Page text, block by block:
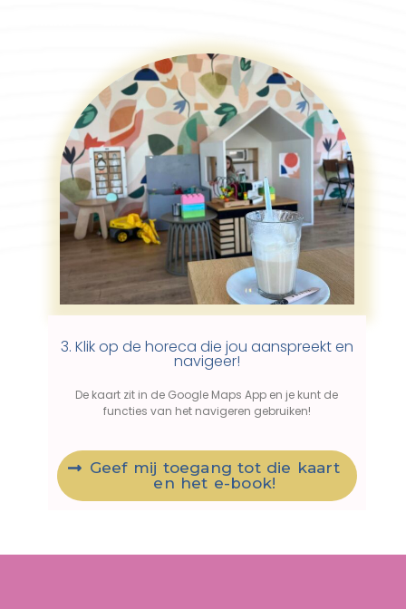
3. Klik op de horeca die jou aanspreekt en
navigeer!
De kaart zit in de Google Maps App en je kunt de
functies van het navigeren gebruiken!
Geef mij toegang tot die kaart
en het e-book!